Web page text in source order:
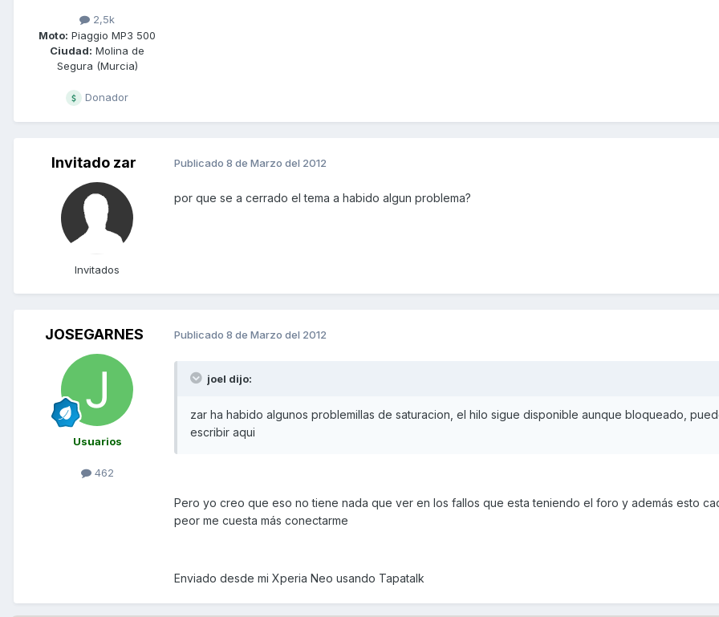
2,5k
Moto: Piaggio MP3 500
Ciudad: Molina de
Segura (Murcia)
Donador
Invitado zar
Invitados
Publicado 8 de Marzo del 2012
por que se a cerrado el tema a habido algun problema?
JOSEGARNES
Usuarios
462
Publicado 8 de Marzo del 2012
joel dijo:
zar ha habido algunos problemillas de saturacion, el hilo sigue disponible aunque bloqueado,
escribir aqui
Pero yo creo que eso no tiene nada que ver en los fallos que esta teniendo el foro y además esto
peor me cuesta más conectarme
Enviado desde mi Xperia Neo usando Tapatalk